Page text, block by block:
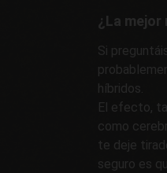
¿La mejor
Si
híbridos.
El efecto,
como
te deje
seguro es